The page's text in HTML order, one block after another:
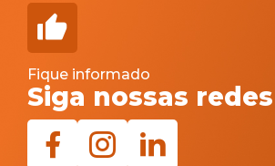
Fique informado
Siga nossas